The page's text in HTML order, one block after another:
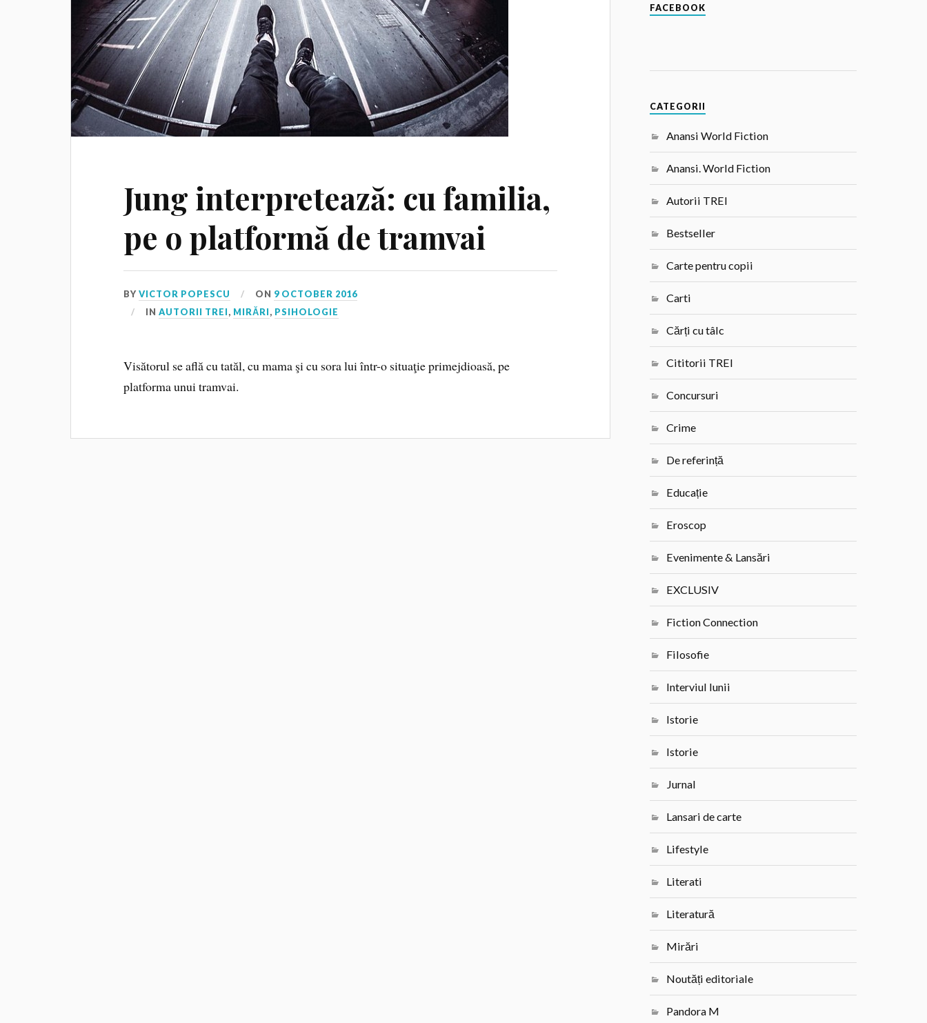
Jung interpretează: cu familia,
pe o platformă de tramvai
BYVICTOR POPESCU ON 9 OCTOBER 2016
INAUTORII TREI, MIRĂRI, PSIHOLOGIE
Visătorul se află cu tatăl, cu mama şi cu sora lui într-o situaţie primejdioasă, pe
platforma unui tramvai.
FACEBOOK
CATEGORII
Anansi World Fiction
Anansi. World Fiction
Autorii TREI
Bestseller
Carte pentru copii
Carti
Cărți cu tâlc
Cititorii TREI
Concursuri
Crime
De referință
Educație
Eroscop
Evenimente & Lansări
EXCLUSIV
Fiction Connection
Filosofie
Interviul lunii
Istorie
Istorie
Jurnal
Lansari de carte
Lifestyle
Literati
Literatură
Mirări
Noutăți editoriale
Pandora M